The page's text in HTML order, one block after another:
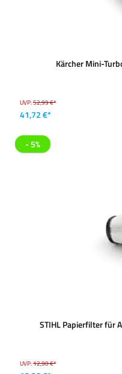
Kärcher Mini-
UVP:52,99 €*
41,72 €*
- 5%
STIHL Papierfilter für
UVP:12,90 €*